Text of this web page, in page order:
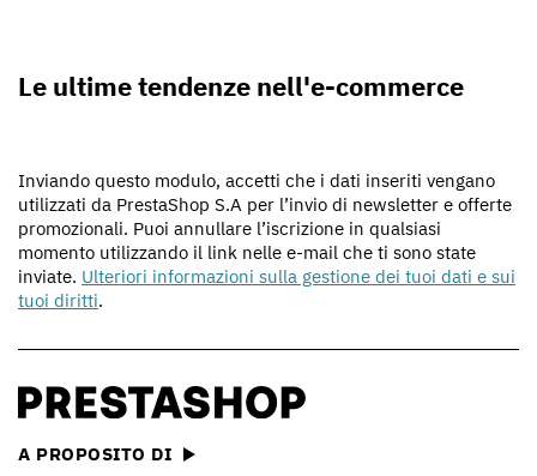
Le ultime tendenze nell'e-commerce
Inviando questo modulo, accetti che i dati inseriti vengano
utilizzati da PrestaShop S.A per l’invio di newsletter e offerte
promozionali. Puoi annullare l’iscrizione in qualsiasi
momento utilizzando il link nelle e-mail che ti sono state
inviate. Ulteriori informazioni sulla gestione dei tuoi dati e sui
tuoi diritti.
A PROPOSITO DI